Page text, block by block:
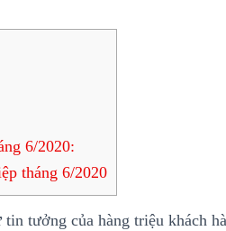
6/2020:
tháng 6/2020
tưởng của hàng triệu khách